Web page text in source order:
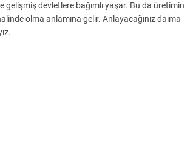
devletlere bağımlı yaşar. Bu da üretimin
olma anlamına gelir. Anlayacağınız daima